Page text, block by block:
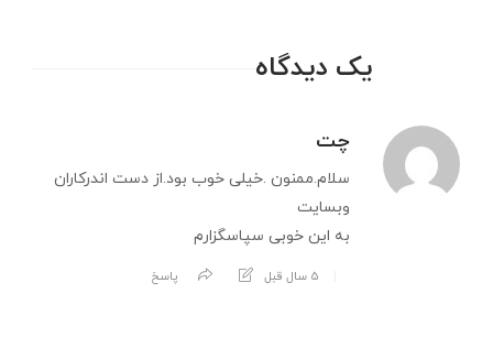
یک دیدگاه
چت
سلام.ممنون .خیلی خوب بود.از دست اندرکاران
وبسایت
به این خوبی سپاسگزارم
5 سال قبل پاسخ